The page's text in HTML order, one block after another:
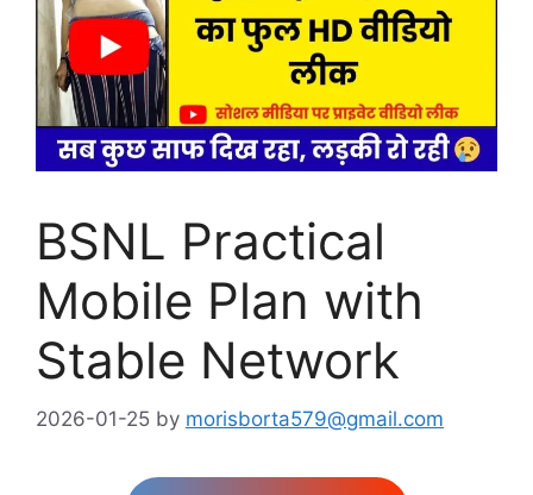
BSNL Practical
Mobile Plan with
Stable Network
2026-01-25 by morisborta579@gmail.com